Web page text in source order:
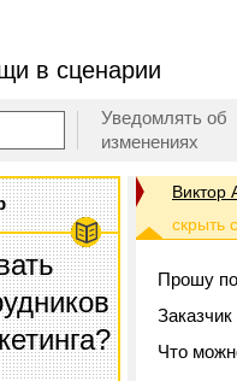
в сценарии
Уведомлять об
изменениях
Виктор
Прошу
Что